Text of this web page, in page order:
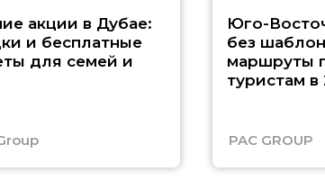
акции в Дубае:
и бесплатные
для семей и
Юго-
без
маршруты
туристам в
PAC GROUP